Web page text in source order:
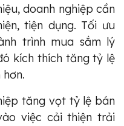
doanh nghiệp cần
tiện dụng. Tối ưu
trình mua sắm lý
kích thích tăng tỷ lệ
tăng vọt tỷ lệ bán
việc cải thiện trải